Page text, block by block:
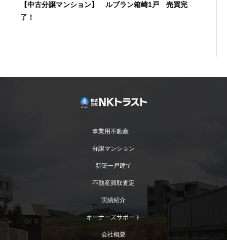
【中古分譲マンション】 ルブラン箱崎1戸 売買完
了！
【土地】「筑紫野市原田」事業用地 売買完了!
事業用不動産
分譲マンション
新築一戸建て
不動産買取査定
実績紹介
オーナーズサポート
会社概要